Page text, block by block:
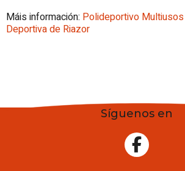
Máis información: Polideportivo
Deportiva de Riazor
Síguenos en